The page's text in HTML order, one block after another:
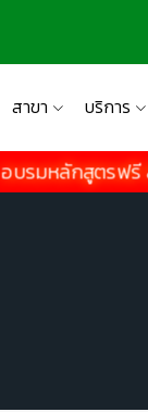
สาขา บริการ
อบรมหลักสูตรฟรี